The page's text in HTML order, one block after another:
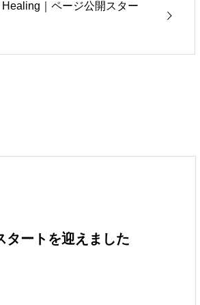
｜ページ公開スター
タートを迎えました